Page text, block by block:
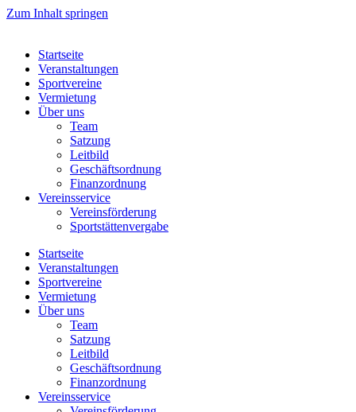
Zum Inhalt springen
Startseite
Veranstaltungen
Sportvereine
Vermietung
Über uns
Team
Satzung
Leitbild
Geschäftsordnung
Finanzordnung
Vereinsservice
Vereinsförderung
Sportstättenvergabe
Startseite
Veranstaltungen
Sportvereine
Vermietung
Über uns
Team
Satzung
Leitbild
Geschäftsordnung
Finanzordnung
Vereinsservice